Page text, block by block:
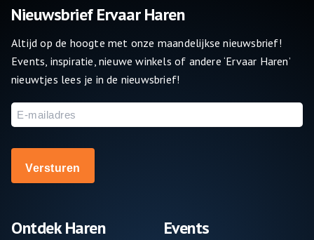
Ontdek Haren Events
Nieuwsbrief Ervaar Haren
Altijd op de hoogte met onze maandelijkse nieuwsbrief!
Events, inspiratie, nieuwe winkels of andere ‘Ervaar Haren’
nieuwtjes lees je in de nieuwsbrief!
E-
mailadres